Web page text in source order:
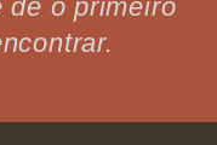
dê o primeiro